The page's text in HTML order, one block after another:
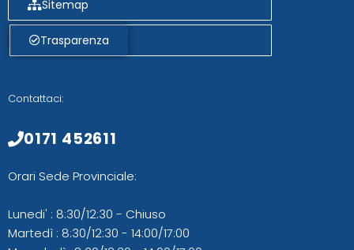
Sitemap
Trasparenza
Contattaci:
0171 452611
Orari Sede Provinciale:
Lunedi' : 8:30/12:30 - Chiuso
Martedì : 8:30/12:30 - 14:00/17:00